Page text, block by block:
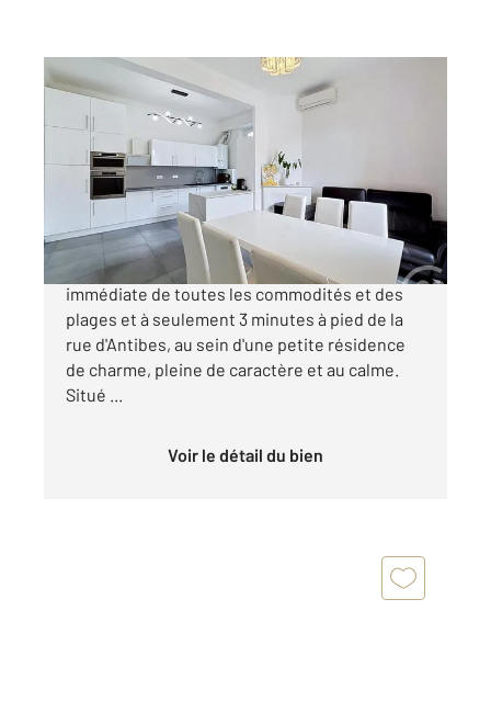
CANNES 06
67,01 m2
, 3 pièces
Ref : 52215
Appartement F3 à vendre
435 000 €
Cannes Basse Californie À proximité
immédiate de toutes les commodités et des
plages et à seulement 3 minutes à pied de la
rue d'Antibes, au sein d'une petite résidence
de charme, pleine de caractère et au calme.
Situé ...
Voir le détail du bien